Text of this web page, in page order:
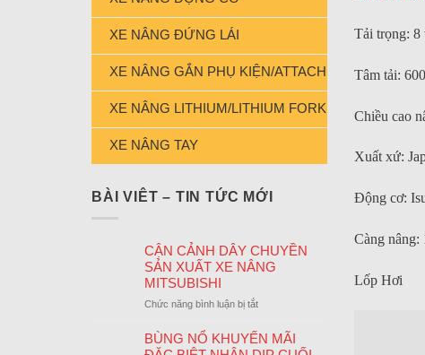
XE NÂNG ĐỨNG LÁI
XE NÂNG GẮN PHỤ KIỆN/ATTACHMENT
XE NÂNG LITHIUM/LITHIUM FORKLIFT
XE NÂNG TAY
BÀI VIÊT – TIN TỨC MỚI
CẬN CẢNH DÂY CHUYỀN
SẢN XUẤT XE NÂNG
MITSUBISHI
Chức năng bình luận bị tắtở
CẢNH
DÂY
BÙNG NỔ KHUYẾN MÃI
Tải trọng: 8
Tâm tải:
Chiều cao
Xuất xứ:
Động cơ:
Càng nâng:
Lốp Hơi